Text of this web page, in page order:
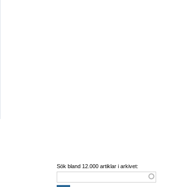
Sök bland 12.000 artiklar i arkivet: